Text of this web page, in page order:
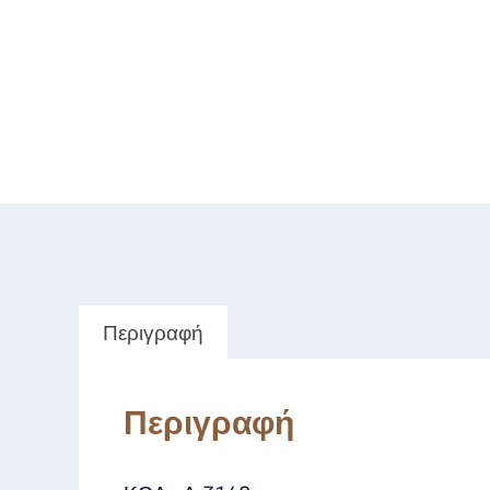
Περιγραφή
Περιγραφή